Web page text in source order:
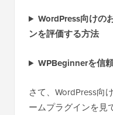
WordPress向けの
ンを評価する方法
WPBeginnerを信
さて、WordPress向
ームプラグインを見